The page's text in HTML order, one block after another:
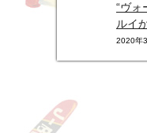
“ヴォ
ルイ
2020年